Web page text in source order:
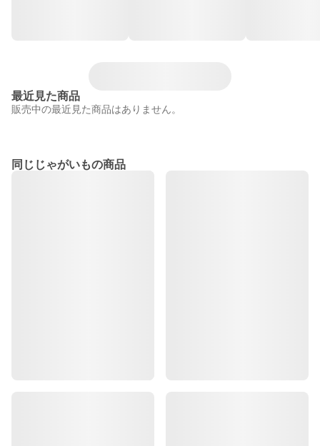
最近見た商品
販売中の最近見た商品はありません。
同じじゃがいもの商品